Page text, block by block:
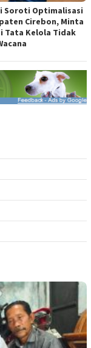
Soroti Optimalisasi
Cirebon, Minta
Tata Kelola Tidak